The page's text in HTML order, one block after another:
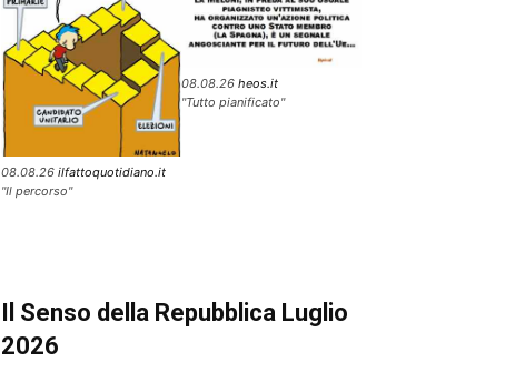
08.08.26 ilfattoquotidiano.it
"Il percorso"
08.08.26 heos.it
"Tutto pianificato"
Il Senso della Repubblica Luglio
2026